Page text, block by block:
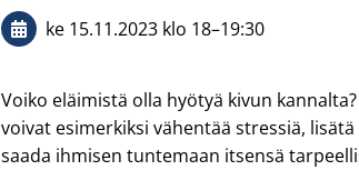
ke 15.11.2023 klo 18–19:30
Voiko eläimistä olla hyötyä kivun
voivat esimerkiksi vähentää stressiä,
saada ihmisen tuntemaan itsensä